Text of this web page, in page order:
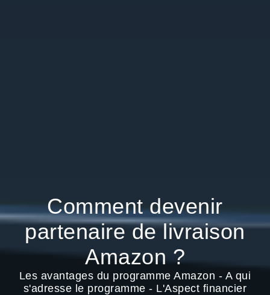
Comment devenir
partenaire de livraison
Amazon ?
Les avantages du programme Amazon - A qui
s'adresse le programme - L'Aspect financier